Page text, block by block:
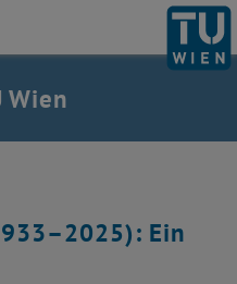
auflisten
Wien
Ein